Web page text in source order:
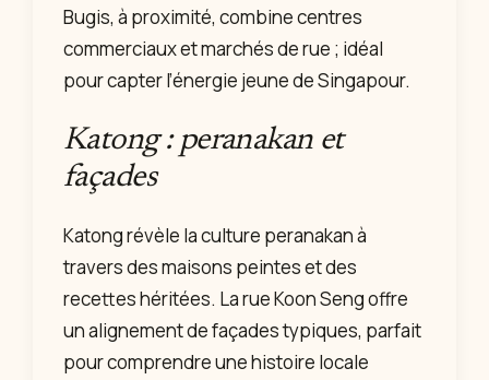
Bugis, à proximité, combine centres
commerciaux et marchés de rue ; idéal
pour capter l’énergie jeune de Singapour.
Katong : peranakan et
façades
Katong révèle la culture peranakan à
travers des maisons peintes et des
recettes héritées. La rue Koon Seng offre
un alignement de façades typiques, parfait
pour comprendre une histoire locale